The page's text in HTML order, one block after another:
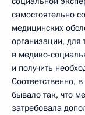
самостоятельно
медицинских
организации, для
в медико-
и получить
Соответственно,
бывало так, что
затребовала